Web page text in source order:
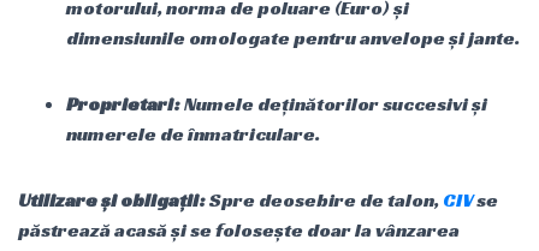
motorului, norma de poluare (Euro) și
dimensiunile omologate pentru anvelope și jante.
Proprietari:Numele deținătorilor succesivi și
numerele de înmatriculare.
Utilizare și obligații:Spre deosebire de talon,CIVse
păstrează acasă și se folosește doar la vânzarea